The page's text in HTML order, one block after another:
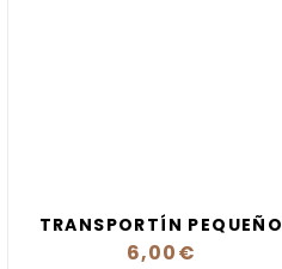
TRANSPORTÍN PEQUEÑO
6,00€